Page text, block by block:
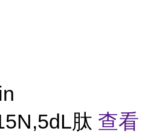
肽 查看